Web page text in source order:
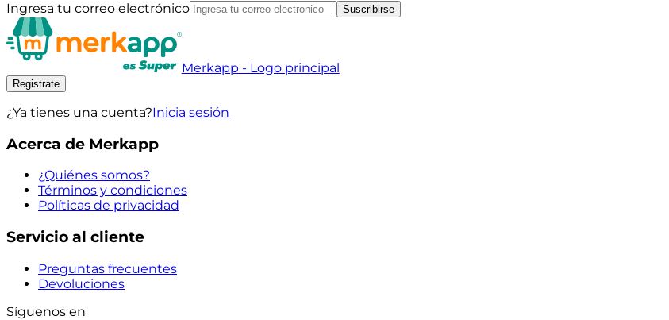
Ingresa tu correo electrónico
Suscribirse
Merkapp - Logo principal
Registrate
¿Ya tienes una cuenta?Inicia sesión
Acerca de Merkapp
¿Quiénes somos?
Términos y condiciones
Políticas de privacidad
Servicio al cliente
Preguntas frecuentes
Devoluciones
Síguenos en